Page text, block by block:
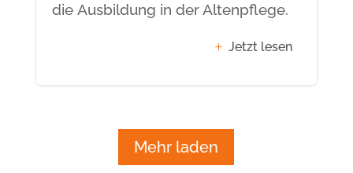
die Ausbildung in der Altenpflege.
Jetzt lesen
Mehr laden